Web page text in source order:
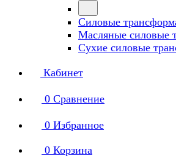
Силовые
Масляные силовые
Сухие силовые
Кабинет
0 Сравнение
0 Избранное
0 Корзина